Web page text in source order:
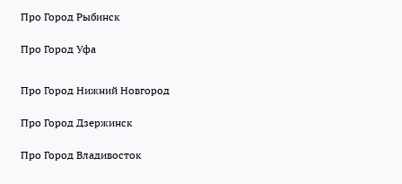
Про Город Рыбинск
Про Город Уфа
Про Город Нижний Новгород
Про Город Дзержинск
Про Город Владивосток